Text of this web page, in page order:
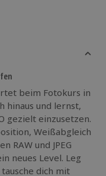
beim Fotokurs in
hinaus und lernst,
gezielt einzusetzen.
Weißabgleich
RAW und JPEG
neues Level. Leg
dich mit